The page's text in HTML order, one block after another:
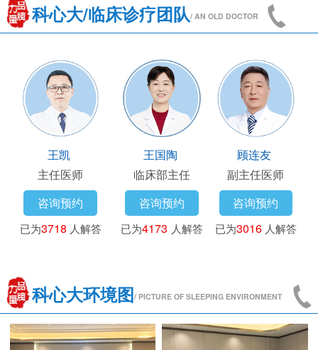
科心大/临床诊疗团队/ AN OLD DOCTOR
王凯
主任医师
咨询预约
已为3718 人解答
王国陶
临床部主任
咨询预约
已为4173 人解答
顾连友
副主任医师
咨询预约
已为3016 人解答
科心大环境图/ PICTURE OF SLEEPING ENVIRONMENT